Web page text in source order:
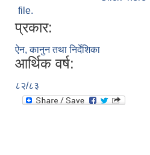
file.
प्रकार:
ऐन, कानुन तथा निर्देशिका
आर्थिक वर्ष:
८२/८३